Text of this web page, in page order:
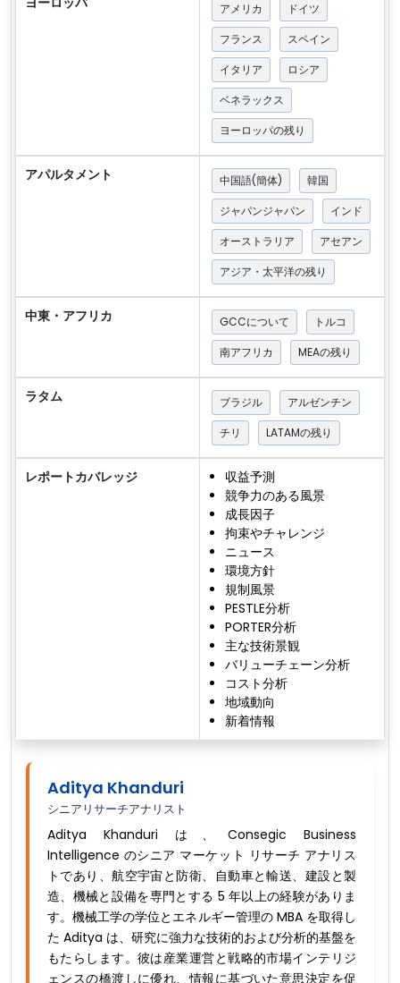
アメリカ
ドイツ
フランス
スペイン
イタリア
ロシア
ベネラックス
ヨーロッパの残り
アパルタメント 中国語(簡体)
韓国
ジャパンジャパン
インド
オーストラリア
アセアン
アジア・太平洋の残り
中東・アフリカ GCCについて
トルコ
南アフリカ
MEAの残り
ラタム ブラジル
アルゼンチン
チリ
LATAMの残り
レポートカバレッジ
収益予測
競争力のある風景
成長因子
拘束やチャレンジ
ニュース
環境方針
規制風景
PESTLE分析
PORTER分析
主な技術景観
バリューチェーン分析
コスト分析
地域動向
新着情報
Aditya Khanduri
シニアリサーチアナリスト
Aditya Khanduri は、Consegic Business
Intelligence のシニア マーケット リサーチ アナリス
トであり、航空宇宙と防衛、自動車と輸送、建設と製
造、機械と設備を専門とする 5 年以上の経験がありま
す。機械工学の学位とエネルギー管理の MBA を取得し
た Aditya は、研究に強力な技術的および分析的基盤を
もたらします。彼は産業運営と戦略的市場インテリジ
ェンスの橋渡しに優れ、情報に基づいた意思決定を促